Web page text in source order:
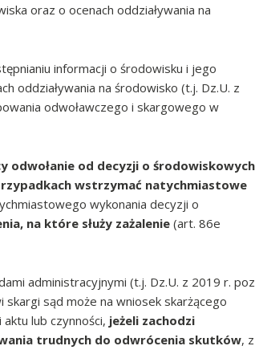
oraz o ocenach oddziaływania na
informacji o środowisku i jego
oddziaływania na środowisko (t.j. Dz.U. z
odwoławczego i skargowego w
odwołanie od decyzji o środowiskowych
wstrzymać natychmiastowe
wykonania decyzji o
na które służy zażalenie(art. 86e
administracyjnymi (t.j. Dz.U. z 2019 r.
sąd może na wniosek skarżącego
lub czynności, jeżeli zachodzi
trudnych do odwrócenia skutków, z